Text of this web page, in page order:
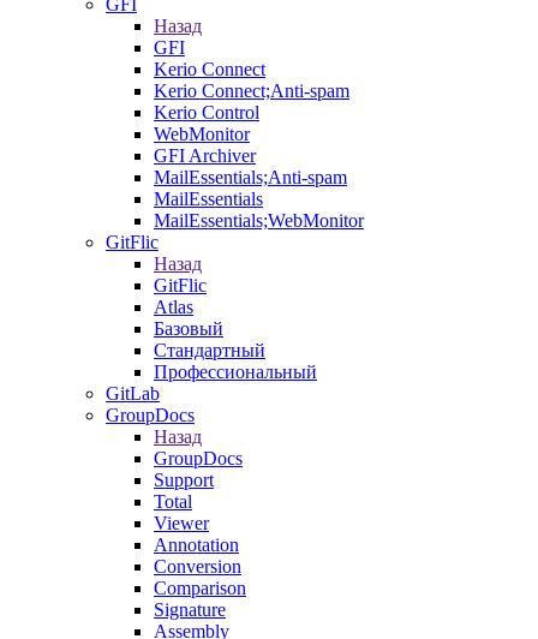
GFI
Назад
GFI
Kerio Connect
Kerio Connect;Anti-spam
Kerio Control
WebMonitor
GFI Archiver
MailEssentials;Anti-spam
MailEssentials
MailEssentials;WebMonitor
GitFlic
Назад
GitFlic
Atlas
Базовый
Стандартный
Профессиональный
GitLab
GroupDocs
Назад
GroupDocs
Support
Total
Viewer
Annotation
Conversion
Comparison
Signature
Assembly